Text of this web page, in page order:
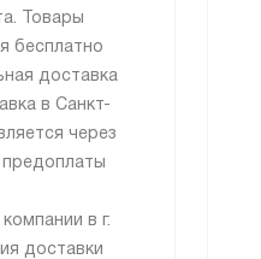
Товары
бесплатно
доставка
в Санкт-
через
в г.
доставки